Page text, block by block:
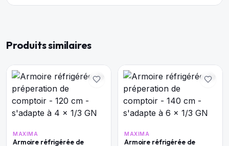
Produits similaires
MAXIMA
Armoire réfrigérée de
MAXIMA
Armoire réfrigérée de